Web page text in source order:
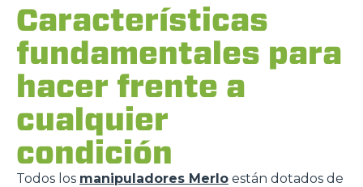
Características
fundamentales para
hacer frente a
cualquier
condición
Todos los manipuladores Merlo están dotados de